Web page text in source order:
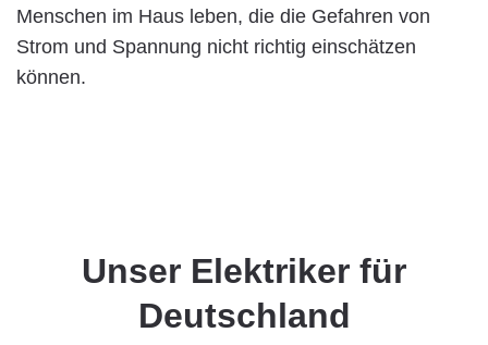
Menschen im Haus leben, die die Gefahren von
Strom und Spannung nicht richtig einschätzen
können.
Unser Elektriker für
Deutschland